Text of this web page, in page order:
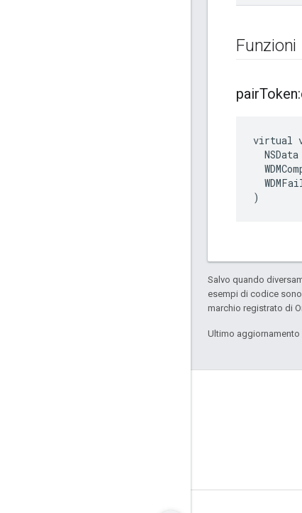
Funzioni
pair
virtual
NSData
)
Salvo quando
esempi di codice
marchio registrato di
Ultimo aggiornamento